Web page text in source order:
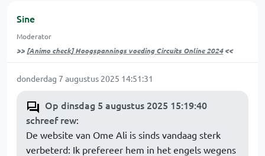
Sine
Moderator
>> [Animo check] Hoogspannings voeding Circuits Online 2024<<
donderdag 7 augustus 2025 14:51:31
Op dinsdag 5 augustus 2025 15:19:40
schreef rew:
De website van Ome Ali is sinds vandaag sterk
verbeterd: Ik prefereer hem in het engels wegens